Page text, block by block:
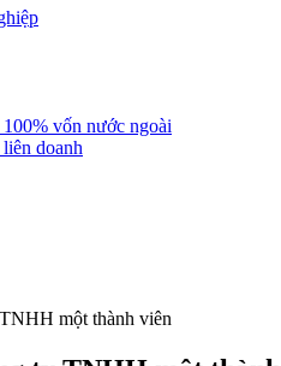
vốn nước ngoài
doanh
một thành viên